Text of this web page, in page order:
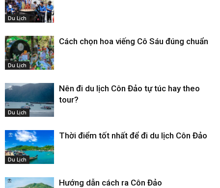
Du Lịch
Du Lịch
Cách chọn hoa viếng Cô Sáu đúng chuẩn
Du Lịch
Nên đi du lịch Côn Đảo tự túc hay theo
tour?
Du Lịch
Thời điểm tốt nhất để đi du lịch Côn Đảo
Hướng dẫn cách ra Côn Đảo